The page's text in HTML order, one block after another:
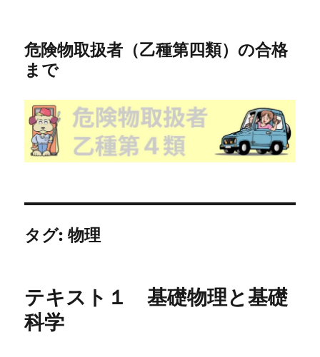
危険物取扱者（乙種第四類）の合格
まで
タグ:物理
テキスト１ 基礎物理と基礎
科学